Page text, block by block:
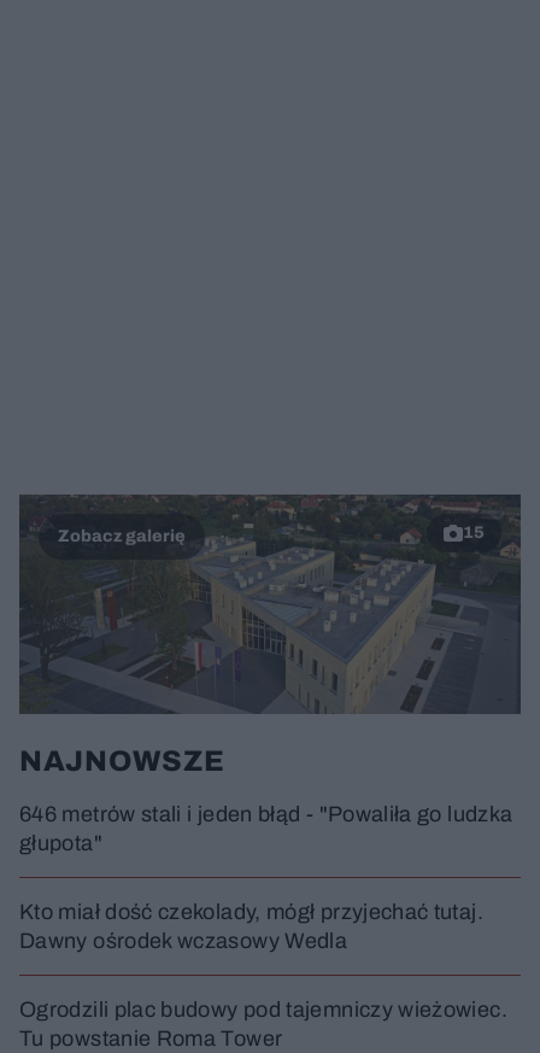
15
NAJNOWSZE
646 metrów stali i jeden błąd - "Powaliła go ludzka
głupota"
Kto miał dość czekolady, mógł przyjechać tutaj.
Dawny ośrodek wczasowy Wedla
Ogrodzili plac budowy pod tajemniczy wieżowiec.
Tu powstanie Roma Tower